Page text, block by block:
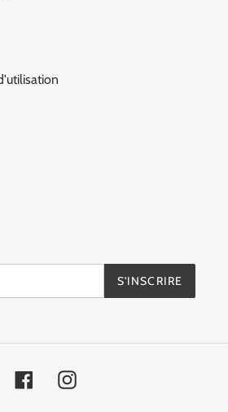
S'INSCRIRE
FacebookInstagram